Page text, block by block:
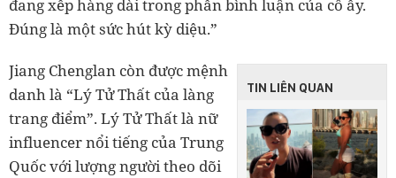
đang xếp hàng dài trong phần bình luận của cô ấy.
Đúng là một sức hút kỳ diệu.”
TIN LIÊN QUAN
Jiang Chenglan còn được mệnh
danh là “Lý Tử Thất của làng
trang điểm”. Lý Tử Thất là nữ
influencer nổi tiếng của Trung
Quốc với lượng người theo dõi